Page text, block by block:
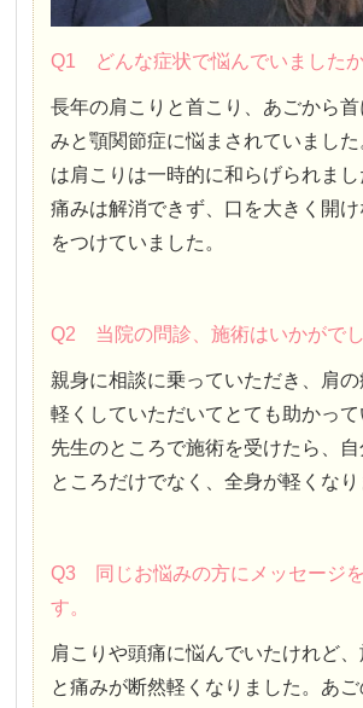
Q1 どんな症状で悩んでいました
長年の肩こりと首こり、あごから
みと顎関節症に悩まされていまし
は肩こりは一時的に和らげられま
痛みは解消できず、口を大きく開
をつけていました。
Q2 当院の問診、施術はいかがで
親身に相談に乗っていただき、肩
軽くしていただいてとても助かっ
先生のところで施術を受けたら、
ところだけでなく、全身が軽くなり
Q3 同じお悩みの方にメッセージ
す。
肩こりや頭痛に悩んでいたけれど
と痛みが断然軽くなりました。あ